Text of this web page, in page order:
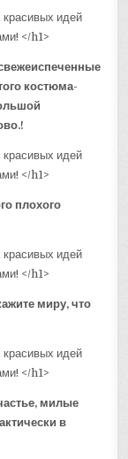
костюма-
плохого
миру, что
милые
в